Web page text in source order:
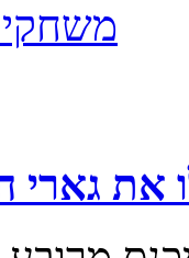
משחקי
את גארי